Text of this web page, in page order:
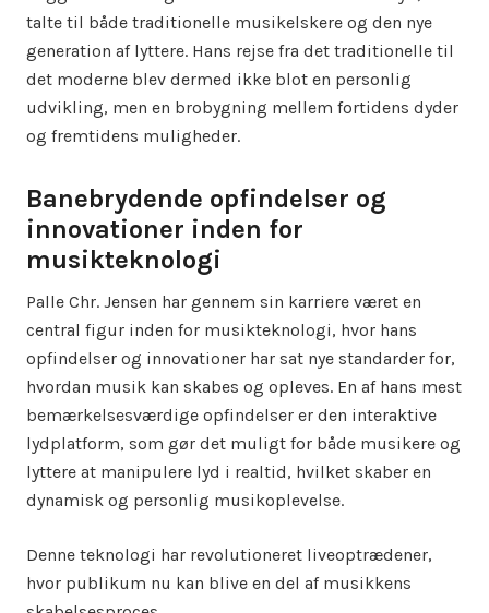
talte til både traditionelle musikelskere og den nye
generation af lyttere. Hans rejse fra det traditionelle til
det moderne blev dermed ikke blot en personlig
udvikling, men en brobygning mellem fortidens dyder
og fremtidens muligheder.
Banebrydende opfindelser og
innovationer inden for
musikteknologi
Palle Chr. Jensen har gennem sin karriere været en
central figur inden for musikteknologi, hvor hans
opfindelser og innovationer har sat nye standarder for,
hvordan musik kan skabes og opleves. En af hans mest
bemærkelsesværdige opfindelser er den interaktive
lydplatform, som gør det muligt for både musikere og
lyttere at manipulere lyd i realtid, hvilket skaber en
dynamisk og personlig musikoplevelse.
Denne teknologi har revolutioneret liveoptrædener,
hvor publikum nu kan blive en del af musikkens